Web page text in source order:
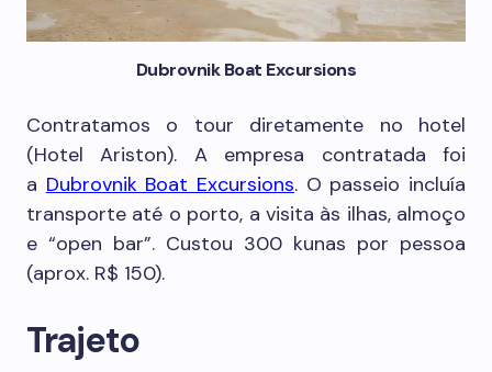
Dubrovnik Boat Excursions
Contratamos o tour diretamente no hotel
(Hotel Ariston). A empresa contratada foi
a Dubrovnik Boat Excursions. O passeio incluía
transporte até o porto, a visita às ilhas, almoço
e “open bar”. Custou 300 kunas por pessoa
(aprox. R$ 150).
Trajeto